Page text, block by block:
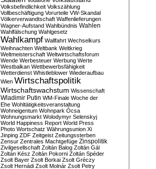
Volksbefindlichkeit Volkszählung
Vollbeschäftigung Vorurteile VW-Skandal
Völkerverwandtschaft Waffenlieferungen
Wagner-Aufstand Wahlbündnis Wahlen
Wahlfälschung Wahlgesetz
Wahlkampf Wallfahrt Wechselkurs
Weihnachten Weltbank Weltkrieg
Weltmeisterschaft Weltwirtschaftsforum
Wende Werbesteuer Werbung Werte
Westbalkan Wettbewerbsfähigkeit
Wetterdienst Whistleblower Wiederaufbau
Wien Wirtschaftspolitik
Wirtschaftswachstum Wissenschaft
Wladimir Putin WM-Finale Woche der
Ehe Wohltätigkeitsveranstaltung
Wohneigentum Wohnpark Ócsa
Wohnungsmarkt Wolodymyr Selenskyj
World Happiness Report World Press
Photo Wortschatz Währungsunion Xi
Jinping ZDF Zeitgeist Zeitungssterben
Zensur Zentrales Machtgefüge Zinspolitik
Zivilgesellschaft Zoltán Balog Zoltán Gál
Zoltán Kész Zoltán Pokorni Zoltán Spéder
Zsolt Bayer Zsolt Borkai Zsolt Gréczy
Zsolt Hernádi Zsolt Molnár Zsolt Petry